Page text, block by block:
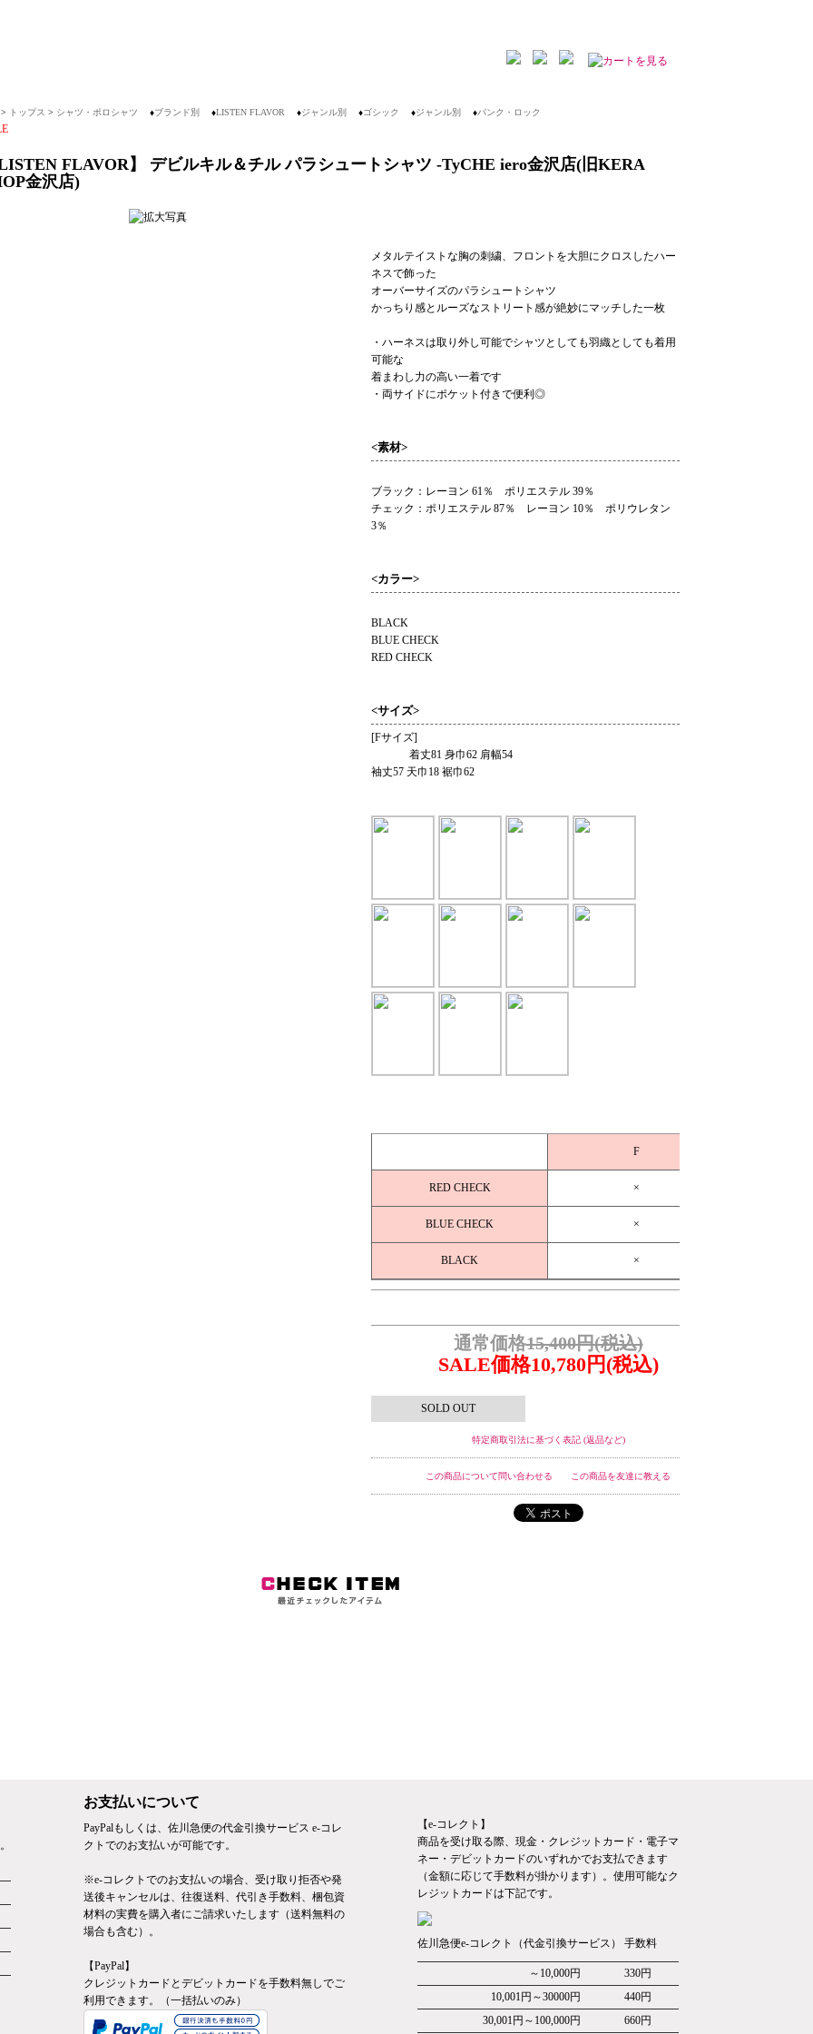
> トップス > シャツ・ポロシャツ ♦ブランド別 ♦LISTEN FLAVOR ♦ジャンル別 ♦ゴシック ♦ジャンル別 ♦パンク・ロック
LISTEN FLAVOR】 デビルキル＆チル パラシュートシャツ -TyCHE iero金沢店(旧KERA
金沢店)
メタルテイストな胸の刺繍、フロントを大胆にクロスしたハー
ネスで飾った
オーバーサイズのパラシュートシャツ
かっちり感とルーズなストリート感が絶妙にマッチした一枚
・ハーネスは取り外し可能でシャツとしても羽織としても着用
可能な
着まわし力の高い一着です
・両サイドにポケット付きで便利◎
<素材>
ブラック：レーヨン 61％ ポリエステル 39％
チェック：ポリエステル 87％ レーヨン 10％ ポリウレタン
3％
<カラー>
BLACK
BLUE CHECK
RED CHECK
<サイズ>
[Fサイズ]
着丈81 身巾62 肩幅54
袖丈57 天巾18 裾巾62
F
RED CHECK ×
BLUE CHECK ×
BLACK ×
通常価格15,400円(税込)
SALE価格10,780円(税込)
SOLD OUT
特定商取引法に基づく表記 (返品など)
この商品について問い合わせる この商品を友達に教える
お支払いについて
PayPalもしくは、佐川急便の代金引換サービス e-コレ
クトでのお支払いが可能です。
※e-コレクトでのお支払いの場合、受け取り拒否や発
送後キャンセルは、往復送料、代引き手数料、梱包資
材料の実費を購入者にご請求いたします（送料無料の
場合も含む）。
【PayPal】
クレジットカードとデビットカードを手数料無しでご
利用できます。（一括払いのみ）
【e-コレクト】
商品を受け取る際、現金・クレジットカード・電子マ
ネー・デビットカードのいずれかでお支払できます
（金額に応じて手数料が掛かります）。使用可能なク
レジットカードは下記です。
佐川急便e-コレクト（代金引換サービス） 手数料
～10,000円
330円
10,001円～30000円
440円
30,001円～100,000円
660円